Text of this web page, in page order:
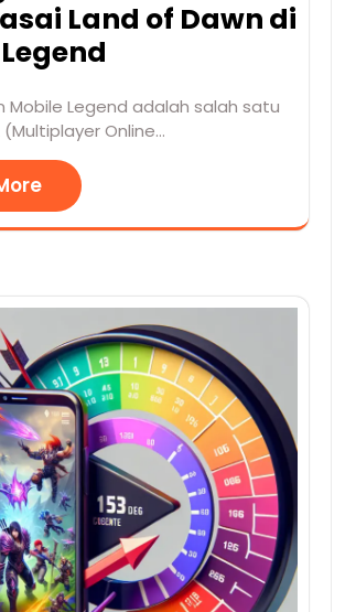
Land of Dawn di
Mobile Legend adalah salah satu
Online…